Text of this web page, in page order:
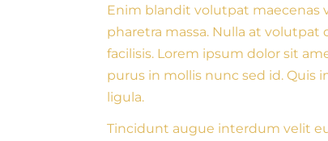
Enim blandit volutpat maecenas
pharetra massa. Nulla at
facilisis. Lorem ipsum dolor sit
purus in mollis nunc sed id. Quis
ligula.
Tincidunt augue interdum velit